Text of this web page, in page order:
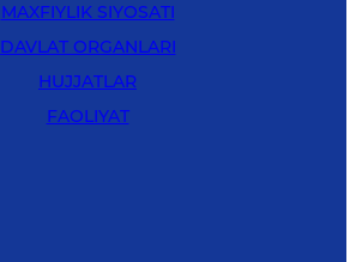
MAXFIYLIK SIYOSATI
DAVLAT ORGANLARI
HUJJATLAR
FAOLIYAT